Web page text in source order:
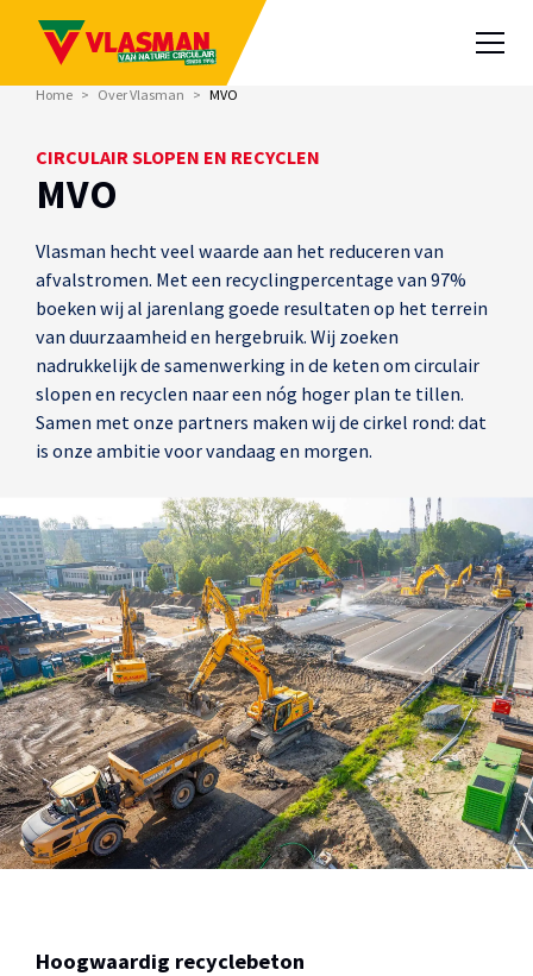
Home > Over Vlasman > MVO
CIRCULAIR SLOPEN EN RECYCLEN
MVO
Vlasman hecht veel waarde aan het reduceren van
afvalstromen. Met een recyclingpercentage van 97%
boeken wij al jarenlang goede resultaten op het terrein
van duurzaamheid en hergebruik. Wij zoeken
nadrukkelijk de samenwerking in de keten om circulair
slopen en recyclen naar een nóg hoger plan te tillen.
Samen met onze partners maken wij de cirkel rond: dat
is onze ambitie voor vandaag en morgen.
Hoogwaardig recyclebeton